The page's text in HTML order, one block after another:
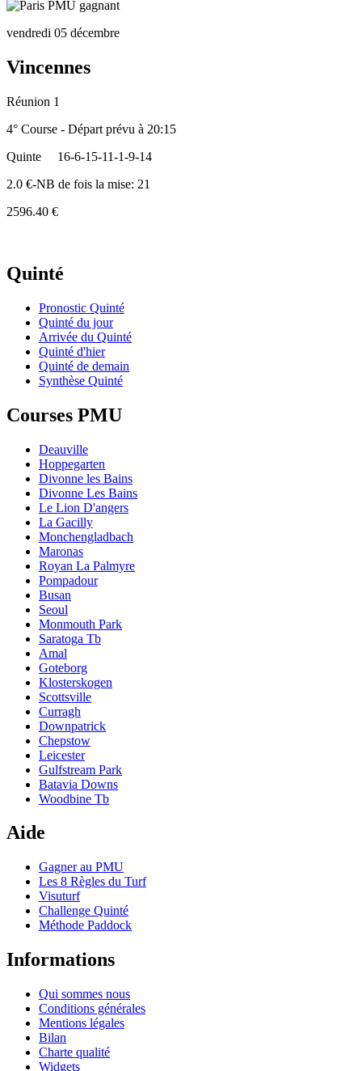
vendredi 05 décembre
Vincennes
Réunion 1
4° Course - Départ prévu à 20:15
Quinte
16-6-15-11-1-9-14
2.0 €-NB de fois la mise: 21
2596.40 €
Quinté
Pronostic Quinté
Quinté du jour
Arrivée du Quinté
Quinté d'hier
Quinté de demain
Synthèse Quinté
Courses PMU
Deauville
Hoppegarten
Divonne les Bains
Divonne Les Bains
Le Lion D'angers
La Gacilly
Monchengladbach
Maronas
Royan La Palmyre
Pompadour
Busan
Seoul
Monmouth Park
Saratoga Tb
Amal
Goteborg
Klosterskogen
Scottsville
Curragh
Downpatrick
Chepstow
Leicester
Gulfstream Park
Batavia Downs
Woodbine Tb
Aide
Gagner au PMU
Les 8 Règles du Turf
Visuturf
Challenge Quinté
Méthode Paddock
Informations
Qui sommes nous
Conditions générales
Mentions légales
Bilan
Charte qualité
Widgets